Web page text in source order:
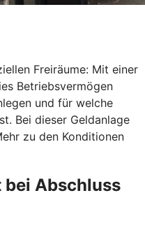
Freiräume: Mit einer
Betriebsvermögen
und für welche
Bei dieser Geldanlage
zu den Konditionen
bei Abschluss